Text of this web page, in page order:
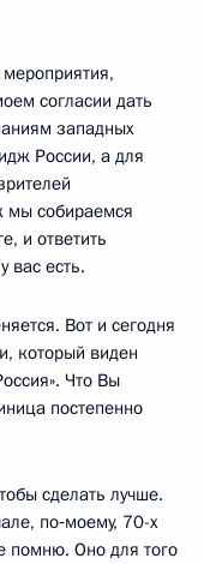
согласии дать
западных
России, а для
мы собираемся
и ответить
вас есть.
Вот и сегодня
который виден
Что Вы
постепенно
сделать лучше.
по‑моему, 70-х
помню. Оно для того